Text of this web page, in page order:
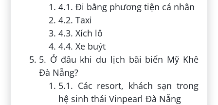
4.1. Đi bằng phương tiện cá nhân
4.2. Taxi
4.3. Xích lô
4.4. Xe buýt
5. Ở đâu khi du lịch bãi biển Mỹ Khê
Đà Nẵng?
5.1. Các resort, khách sạn trong
hệ sinh thái Vinpearl Đà Nẵng